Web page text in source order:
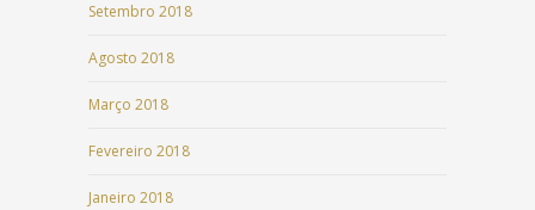
Setembro 2018
Agosto 2018
Março 2018
Fevereiro 2018
Janeiro 2018